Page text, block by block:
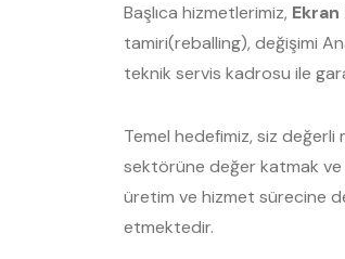
Başlıca hizmetlerimiz, Ekran
tamiri(reballing), değişimi
teknik servis kadrosu ile
Temel hedefimiz, siz değerli
sektörüne değer katmak ve
üretim ve hizmet sürecine
etmektedir.